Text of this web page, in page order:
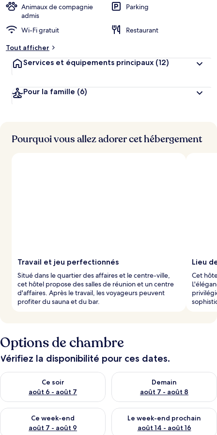
Animaux de compagnie
admis
Parking
Wi-Fi gratuit
Restaurant
Tout afficher
Services et équipements principaux (12)
Pour la famille (6)
Pourquoi vous allez adorer cet hébergement
Travail et jeu perfectionnés
Situé dans le quartier des affaires et le centre-ville,
cet hôtel propose des salles de réunion et un centre
d'affaires. Après le travail, les voyageurs peuvent
profiter du sauna et du bar.
Lieu
Cet
Options de chambre
Vérifiez la disponibilité pour ces dates.
Ce soir
août 6 - août 7
Vérifier la disponibilité pour ce soir août 6 - août 7
Demain
août 7 - août 8
Vérifier la disponibilité pour
Ce week-end
août 7 - août 9
Vérifier la disponibilité pour ce week-end août 7 - août 9
Le week-end prochain
août 14 - août 16
Vérifier la disponibilité pour